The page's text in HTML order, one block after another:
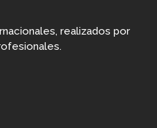
realizados por